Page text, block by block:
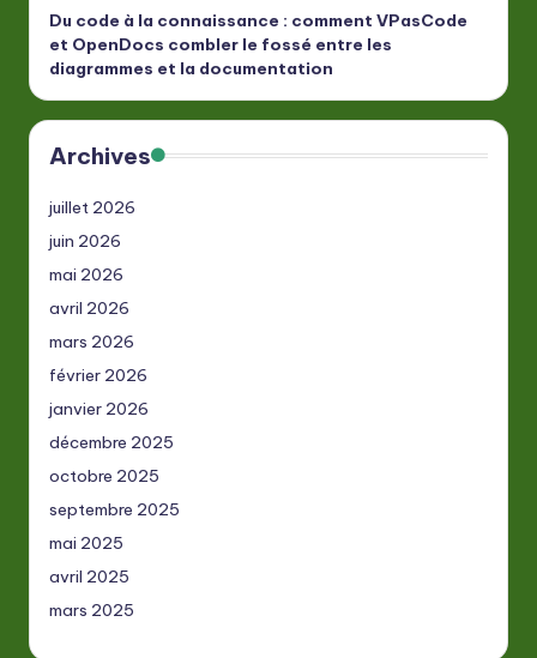
Du code à la connaissance : comment VPasCode
et OpenDocs combler le fossé entre les
diagrammes et la documentation
Archives
juillet 2026
juin 2026
mai 2026
avril 2026
mars 2026
février 2026
janvier 2026
décembre 2025
octobre 2025
septembre 2025
mai 2025
avril 2025
mars 2025